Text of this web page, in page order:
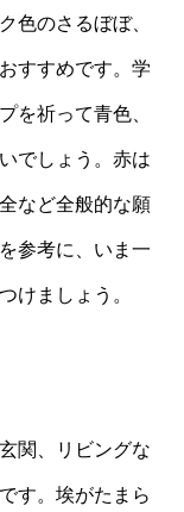
色のさるぼぼ、
すすめです。学
を祈って青色、
でしょう。赤は
など全般的な願
参考に、いま一
けましょう。
関、リビングな
す。埃がたまら